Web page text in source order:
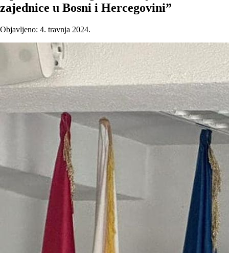
zajednice u Bosni i Hercegovini”
Objavljeno: 4. travnja 2024.